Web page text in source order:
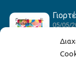
05/05/